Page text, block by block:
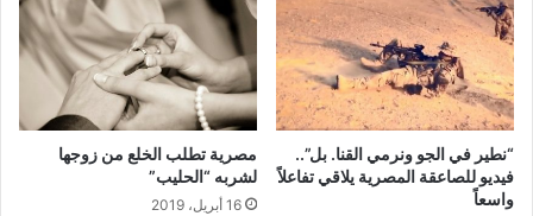
“نطير في الجو ونرمي القنا. بل”..
فيديو للصاعقة المصرية يلاقي تفاعلاً
واسعاً
مصرية تطلب الخلع من زوجها
لشربه “الحليب”
16 أبريل، 2019